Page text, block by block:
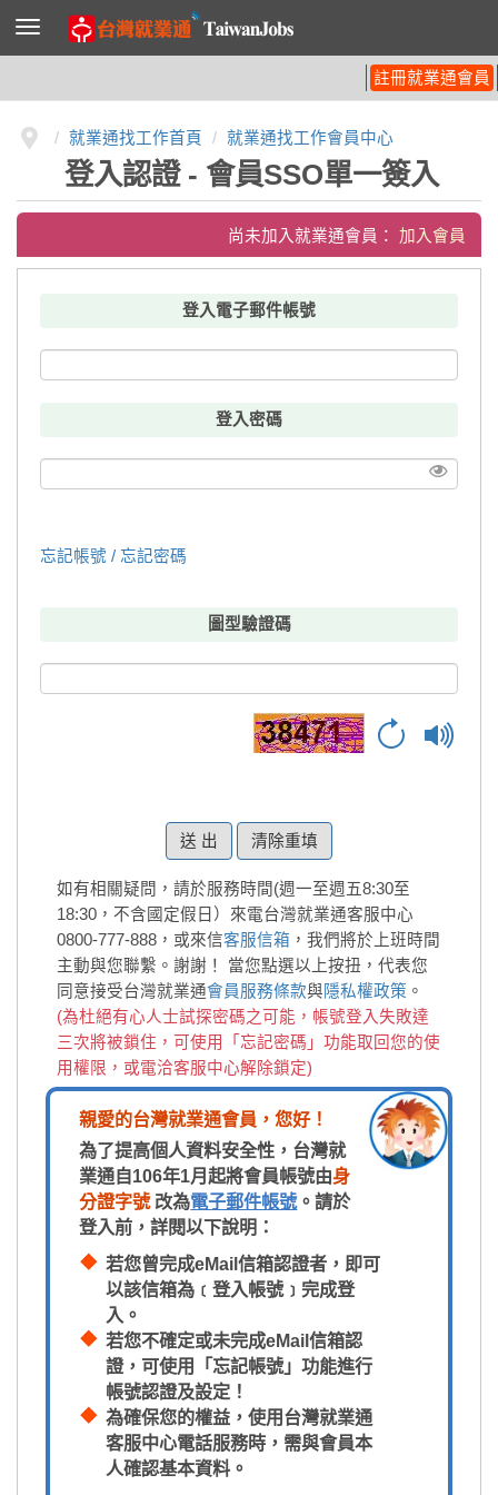
導
列
註冊就業通會員
就業通找工作首頁 就業通找工作會員中心
登入認證 - 會員SSO單一簽入
尚未加入就業通會員： 加入會員
登入電子郵件帳號
登入密碼
忘記帳號 / 忘記密碼
圖型驗證碼
清除重填
如有相關疑問，請於服務時間(週一至週五8:30至
18:30，不含國定假日）來電台灣就業通客服中心
0800-777-888，或來信客服信箱 ，我們將於上班時間
主動與您聯繫。謝謝！
當您點選以上按扭，代表您
同意接受台灣就業通會員服務條款與隱私權政策 。
(為杜絕有心人士試探密碼之可能，帳號登入失敗達
三次將被鎖住，可使用「忘記密碼」功能取回您的使
用權限，或電洽客服中心解除鎖定)
親愛的台灣就業通會員，您好！
為了提高個人資料安全性，台灣就
業通自106年1月起將會員帳號由身
分證字號改為電子郵件帳號 。請於
登入前，詳閱以下說明：
若您曾完成eMail信箱認證者，即可
以該信箱為﹝登入帳號﹞完成登
入。
若您不確定或未完成eMail信箱認
證，可使用「忘記帳號」功能進行
帳號認證及設定！
為確保您的權益，使用台灣就業通
客服中心電話服務時，需與會員本
人確認基本資料。